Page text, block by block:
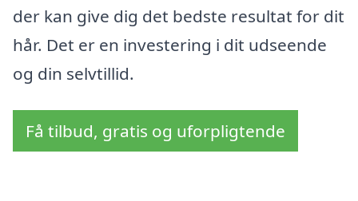
der kan give dig det bedste resultat for dit
hår. Det er en investering i dit udseende
og din selvtillid.
Få tilbud, gratis og uforpligtende